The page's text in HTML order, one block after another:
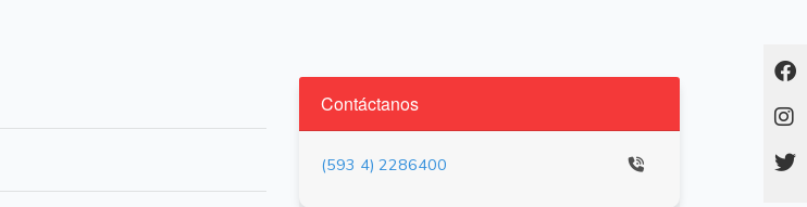
Contáctanos
(593 4) 2286400